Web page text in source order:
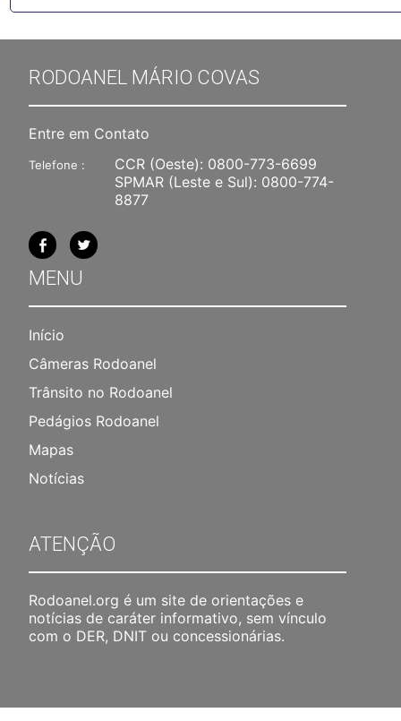
RODOANEL MÁRIO COVAS
Entre em Contato
Telefone : CCR (Oeste): 0800-773-6699
SPMAR (Leste e Sul): 0800-774-
8877
MENU
Início
Câmeras Rodoanel
Trânsito no Rodoanel
Pedágios Rodoanel
Mapas
Notícias
ATENÇÃO
Rodoanel.org é um site de orientações e
notícias de caráter informativo, sem vínculo
com o DER, DNIT ou concessionárias.